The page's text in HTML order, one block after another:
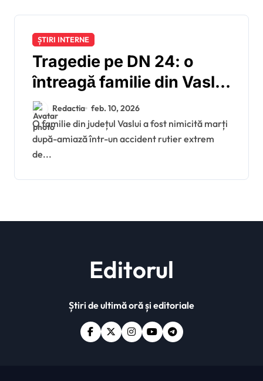
ȘTIRI INTERNE
Tragedie pe DN 24: o
întreagă familie din Vaslui
și-a pierdut viața într-un
accident cumplit. O
femeie însărcinată și fătul
ei, printre victime.
Redactia feb. 10, 2026
O familie din județul Vaslui a fost nimicită marți
după-amiază într-un accident rutier extrem
de...
Editorul
Știri de ultimă oră și editoriale